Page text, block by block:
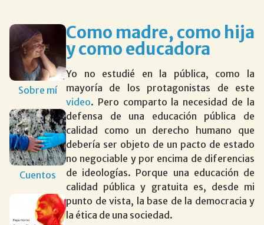
Sobre mí
Cuentos
Como madre, como hija
y como educadora
Yo no estudié en la pública, como la
mayoría de los protagonistas de este
video. Pero comparto la necesidad de la
defensa de una educación pública de
calidad como un derecho humano que
debería ser objeto de un pacto de estado
no negociable y por encima de diferencias
de ideologías. Porque una educación de
calidad pública y gratuita es, desde mi
punto de vista, la base de la democracia y
la ética de una sociedad.